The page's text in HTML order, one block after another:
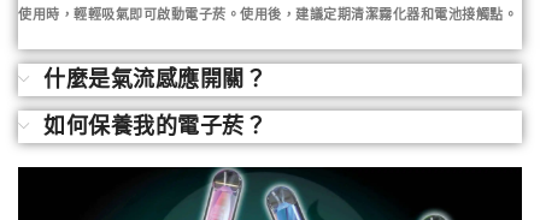
使用時，輕輕吸氣即可啟動電子菸。使用後，建議定期清潔霧化器和電池接觸點。
什麼是氣流感應開關？
如何保養我的電子菸？